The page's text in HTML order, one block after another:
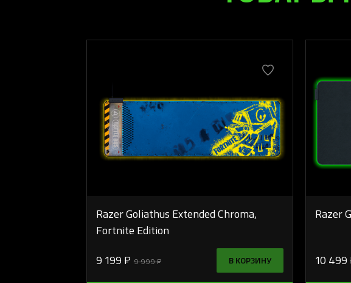
Razer Goliathus Extended Chroma,
Fortnite Edition
9 199 ₽ 9 999 ₽ В КОРЗИНУ
Razer
10 499